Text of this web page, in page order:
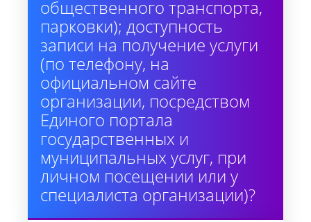
общественного транспорта,
парковки); доступность
записи на получение услуги
(по телефону, на
официальном сайте
организации, посредством
Единого портала
государственных и
муниципальных услуг, при
личном посещении или у
специалиста организации)?